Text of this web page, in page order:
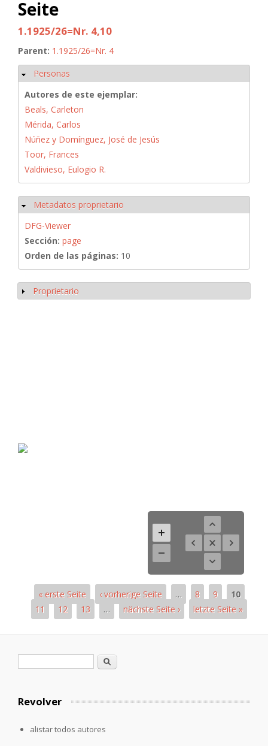
Seite
1.1925/26=Nr. 4,10
Parent: 1.1925/26=Nr. 4
Ocultar
Personas
Autores de este ejemplar:
Beals, Carleton
Mérida, Carlos
Núñez y Domínguez, José de Jesús
Toor, Frances
Valdivieso, Eulogio R.
Ocultar
Metadatos proprietario
DFG-Viewer
Sección: page
Orden de las páginas: 10
Mostrar
Proprietario
« erste Seite ‹ vorherige Seite … 8 9
10
11
12 13 … nächste Seite › letzte Seite »
Formulario de búsqueda
Buscar
Revolver
alistar todos autores